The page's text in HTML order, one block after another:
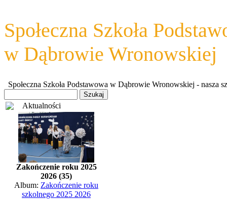
Społeczna Szkoła
w Dąbrowie Wronowskiej
Społeczna Szkoła Podstawowa w Dąbrowie Wronowskiej - nasza
Aktualności
Zakończenie roku 2025
2026 (35)
Album: Zakończenie roku
szkolnego 2025 2026